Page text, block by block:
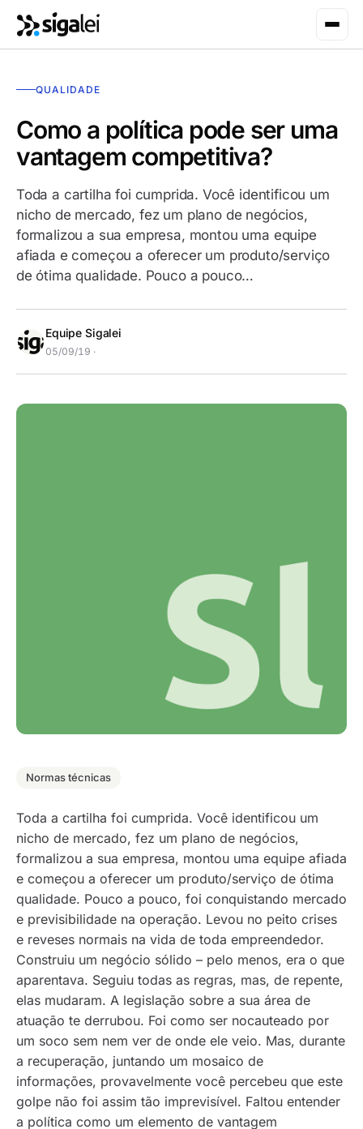
QUALIDADE
Como a política pode ser uma
vantagem competitiva?
Toda a cartilha foi cumprida. Você identificou um
nicho de mercado, fez um plano de negócios,
formalizou a sua empresa, montou uma equipe
afiada e começou a oferecer um produto/serviço
de ótima qualidade. Pouco a pouco…
Equipe Sigalei
05/09/19 ·
Normas técnicas
Toda a cartilha foi cumprida. Você identificou um
nicho de mercado, fez um plano de negócios,
formalizou a sua empresa, montou uma equipe afiada
e começou a oferecer um produto/serviço de ótima
qualidade. Pouco a pouco, foi conquistando mercado
e previsibilidade na operação. Levou no peito crises
e reveses normais na vida de toda empreendedor.
Construiu um negócio sólido – pelo menos, era o que
aparentava. Seguiu todas as regras, mas, de repente,
elas mudaram. A legislação sobre a sua área de
atuação te derrubou. Foi como ser nocauteado por
um soco sem nem ver de onde ele veio. Mas, durante
a recuperação, juntando um mosaico de
informações, provavelmente você percebeu que este
golpe não foi assim tão imprevisível. Faltou entender
a política como um elemento de vantagem